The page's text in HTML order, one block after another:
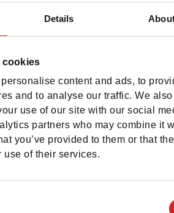
Details
cookies
content and ads, to
and to analyse our traffic. We
use of our site with our social
partners who may combine it
you’ve provided to them or that
use of their services.